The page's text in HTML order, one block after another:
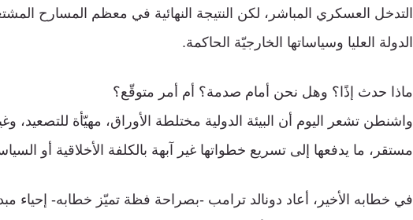
التدخل العسكري المباشر، لكن النتيجة النهائية في معظم المسارح
الدولة العليا وسياساتها الخارجيّة الحاكمة.
ماذا حدث إذًا؟ وهل نحن أمام صدمة؟ أم أمر متوقّع؟
واشنطن تشعر اليوم أن البيئة الدولية مختلطة الأوراق، مهيّأة للتصعيد،
مستقر، ما يدفعها إلى تسريع خطواتها غير آبهة بالكلفة الأخلاقية أو
في خطابه الأخير، أعاد دونالد ترامب -بصراحة فظة تميّز خطابه- إحياء